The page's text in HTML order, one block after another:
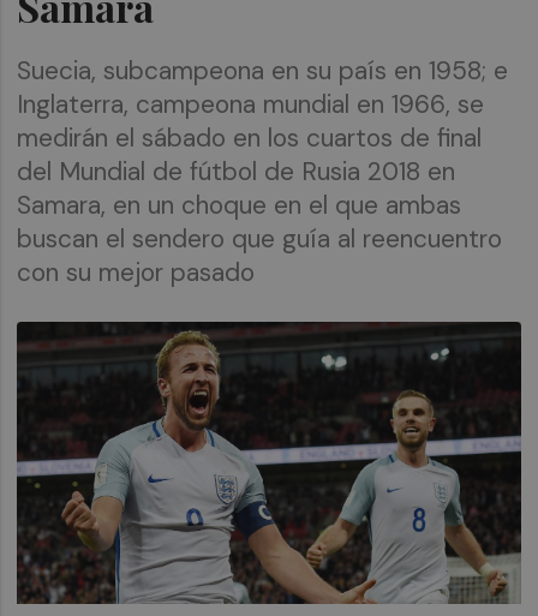
Suecia, subcampeona en su país en 1958; e
Inglaterra, campeona mundial en 1966, se
medirán el sábado en los cuartos de final
del Mundial de fútbol de Rusia 2018 en
Samara, en un choque en el que ambas
buscan el sendero que guía al reencuentro
con su mejor pasado